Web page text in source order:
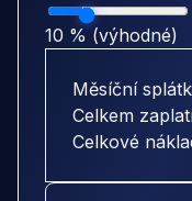
10 % (výhodné)
Měsíční
Celkem
Celkové